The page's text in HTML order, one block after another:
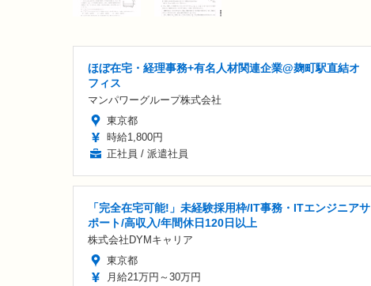
ほぼ在宅・経理事務+有名人材関連企業@麹町駅直結オ
フィス
マンパワーグループ株式会社
東京都
時給1,800円
正社員 / 派遣社員
「完全在宅可能!」未経験採用枠/IT事務・ITエンジニアサ
ポート/高収入/年間休日120日以上
株式会社DYMキャリア
東京都
月給21万円～30万円